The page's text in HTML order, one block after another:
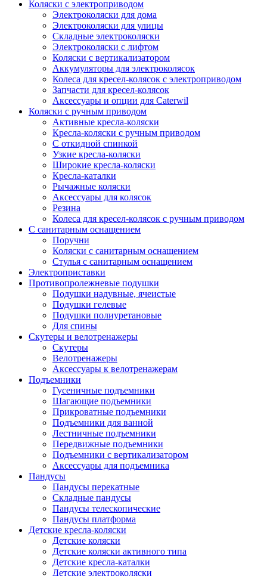
Коляски с электроприводом
Электроколяски для дома
Электроколяски для улицы
Складные электроколяски
Электроколяски с лифтом
Коляски с вертикализатором
Аккумуляторы для электроколясок
Колеса для кресел-колясок с электроприводом
Запчасти для кресел-колясок
Аксессуары и опции для Caterwil
Коляски с ручным приводом
Активные кресла-коляски
Кресла-коляски с ручным приводом
С откидной спинкой
Узкие кресла-коляски
Широкие кресла-коляски
Кресла-каталки
Рычажные коляски
Аксессуары для колясок
Резина
Колеса для кресел-колясок с ручным приводом
С санитарным оснащением
Поручни
Коляски с санитарным оснащением
Стулья с санитарным оснащением
Электроприставки
Противопролежневые подушки
Подушки надувные, ячеистые
Подушки гелевые
Подушки полиуретановые
Для спины
Скутеры и велотренажеры
Скутеры
Велотренажеры
Аксессуары к велотренажерам
Подъемники
Гусеничные подъемники
Шагающие подъемники
Прикроватные подъемники
Подъемники для ванной
Лестничные подъемники
Передвижные подъемники
Подъемники с вертикализатором
Аксессуары для подъемника
Пандусы
Пандусы перекатные
Складные пандусы
Пандусы телескопические
Пандусы платформа
Детские кресла-коляски
Детские коляски
Детские коляски активного типа
Детские кресла-каталки
Детские электроколяски